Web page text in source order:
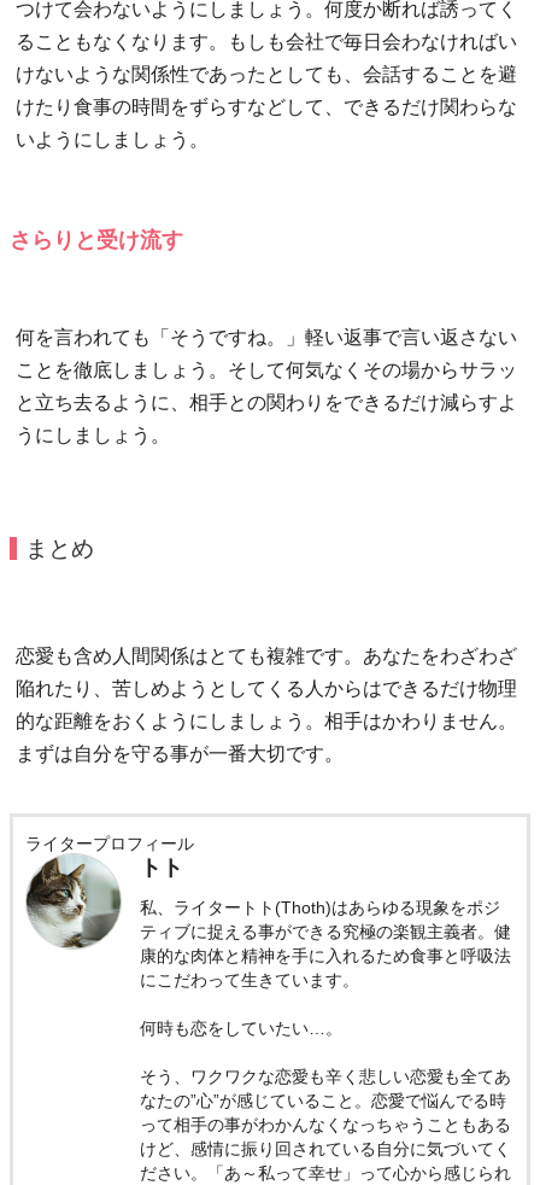
つけて会わないようにしましょう。何度か断れば誘ってく
ることもなくなります。もしも会社で毎日会わなければい
けないような関係性であったとしても、会話することを避
けたり食事の時間をずらすなどして、できるだけ関わらな
いようにしましょう。
さらりと受け流す
何を言われても「そうですね。」軽い返事で言い返さない
ことを徹底しましょう。そして何気なくその場からサラッ
と立ち去るように、相手との関わりをできるだけ減らすよ
うにしましょう。
まとめ
恋愛も含め人間関係はとても複雑です。あなたをわざわざ
陥れたり、苦しめようとしてくる人からはできるだけ物理
的な距離をおくようにしましょう。相手はかわりません。
まずは自分を守る事が一番大切です。
ライタープロフィール
トト
私、ライタートト(Thoth)はあらゆる現象をポジ
ティブに捉える事ができる究極の楽観主義者。健
康的な肉体と精神を手に入れるため食事と呼吸法
にこだわって生きています。
何時も恋をしていたい…。
そう、ワクワクな恋愛も辛く悲しい恋愛も全てあ
なたの”心”が感じていること。恋愛で悩んでる時
って相手の事がわかんなくなっちゃうこともある
けど、感情に振り回されている自分に気づいてく
ださい。「あ～私って幸せ」って心から感じられ